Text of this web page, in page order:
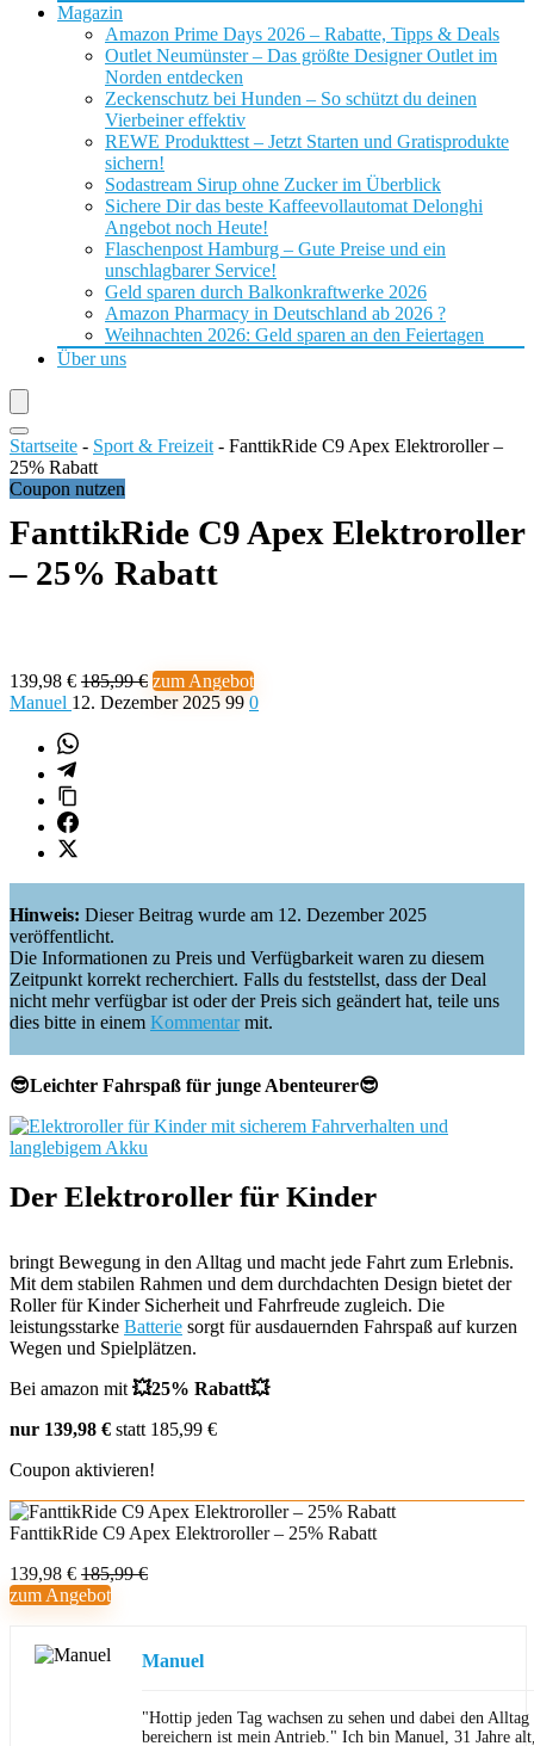
Magazin
Amazon Prime Days 2026 – Rabatte, Tipps & Deals
Outlet Neumünster – Das größte Designer Outlet im
Norden entdecken
Zeckenschutz bei Hunden – So schützt du deinen
Vierbeiner effektiv
REWE Produkttest – Jetzt Starten und Gratisprodukte
sichern!
Sodastream Sirup ohne Zucker im Überblick
Sichere Dir das beste Kaffeevollautomat Delonghi
Angebot noch Heute!
Flaschenpost Hamburg – Gute Preise und ein
unschlagbarer Service!
Geld sparen durch Balkonkraftwerke 2026
Amazon Pharmacy in Deutschland ab 2026 ?
Weihnachten 2026: Geld sparen an den Feiertagen
Über uns
Startseite - Sport & Freizeit - FanttikRide C9 Apex Elektroroller –
25% Rabatt
Coupon nutzen
FanttikRide C9 Apex Elektroroller
– 25% Rabatt
139,98 € 185,99 € zum Angebot
Manuel 12. Dezember 2025 99 0
Hinweis: Dieser Beitrag wurde am 12. Dezember 2025
veröffentlicht.
Die Informationen zu Preis und Verfügbarkeit waren zu diesem
Zeitpunkt korrekt recherchiert. Falls du feststellst, dass der Deal
nicht mehr verfügbar ist oder der Preis sich geändert hat, teile uns
dies bitte in einem Kommentarmit.
😎Leichter Fahrspaß für junge Abenteurer😎
Der Elektroroller für Kinder
bringt Bewegung in den Alltag und macht jede Fahrt zum Erlebnis.
Mit dem stabilen Rahmen und dem durchdachten Design bietet der
Roller für Kinder Sicherheit und Fahrfreude zugleich. Die
leistungsstarke Batterie sorgt für ausdauernden Fahrspaß auf kurzen
Wegen und Spielplätzen.
Bei amazon mit 💥25% Rabatt💥
nur 139,98 € statt 185,99 €
Coupon aktivieren!
FanttikRide C9 Apex Elektroroller – 25% Rabatt
139,98 € 185,99 €
zum Angebot
Manuel
"Hottip jeden Tag wachsen zu sehen und dabei den
bereichern ist mein Antrieb." Ich bin Manuel, 31 Jahre